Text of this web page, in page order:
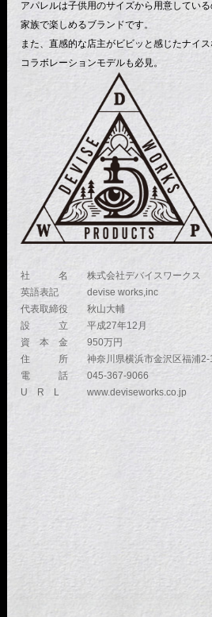
アパレルは子供用のサイズから用意してい
家族で楽しめるブランドです。
また、直感的な店主がビビッと感じたナイ
コラボレーションモデルも必見。
社 名
株式会社デバイスワークス
英語表記
devise works,inc
代表取締役秋山大輔
設 立
平成27年12月
資 本 金
950万円
住 所
神奈川県横浜市金沢区福浦2-
電 話
045-367-9066
U R L
www.deviseworks.co.jp